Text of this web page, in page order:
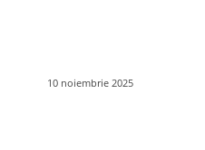
10 noiembrie 2025